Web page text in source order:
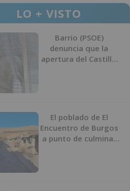
LO + VISTO
Barrio (PSOE)
denuncia que la
apertura del Castillo
El poblado de El
Encuentro de Burgos
a punto de culminar